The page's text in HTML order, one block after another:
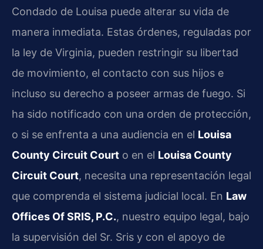
Condado de Louisa puede alterar su vida de
manera inmediata. Estas órdenes, reguladas por
la ley de Virginia, pueden restringir su libertad
de movimiento, el contacto con sus hijos e
incluso su derecho a poseer armas de fuego. Si
ha sido notificado con una orden de protección,
o si se enfrenta a una audiencia en el Louisa
County Circuit Court o en el Louisa County
Circuit Court, necesita una representación legal
que comprenda el sistema judicial local. En Law
Offices Of SRIS, P.C., nuestro equipo legal, bajo
la supervisión del Sr. Sris y con el apoyo de